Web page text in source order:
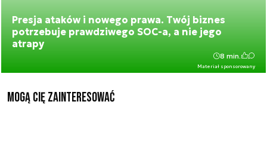
Presja ataków i nowego prawa. Twój biznes
potrzebuje prawdziwego SOC-a, a nie jego
atrapy
Materiał sponsorowany
8 min.
Mogą Cię zainteresować